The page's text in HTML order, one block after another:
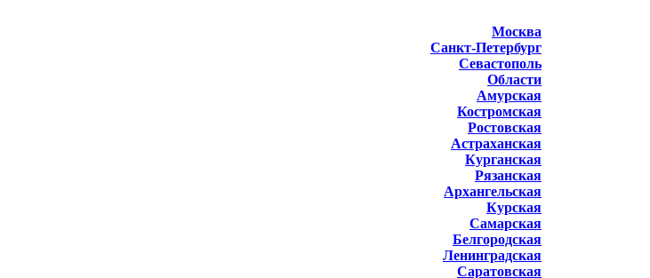
Москва
Санкт-Петербург
Севастополь
Области
Амурская
Костромская
Ростовская
Астраханская
Курганская
Рязанская
Архангельская
Курская
Самарская
Белгородская
Ленинградская
Саратовская